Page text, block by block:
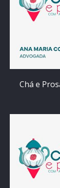
Chá e